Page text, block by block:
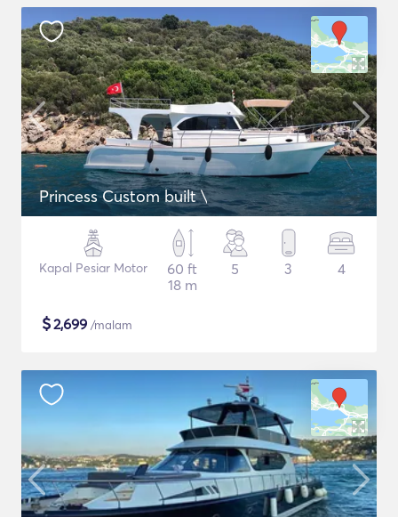
Princess Custom built \
Kapal Pesiar Motor
60 ft
18 m
5 3 4
$2,699 /malam